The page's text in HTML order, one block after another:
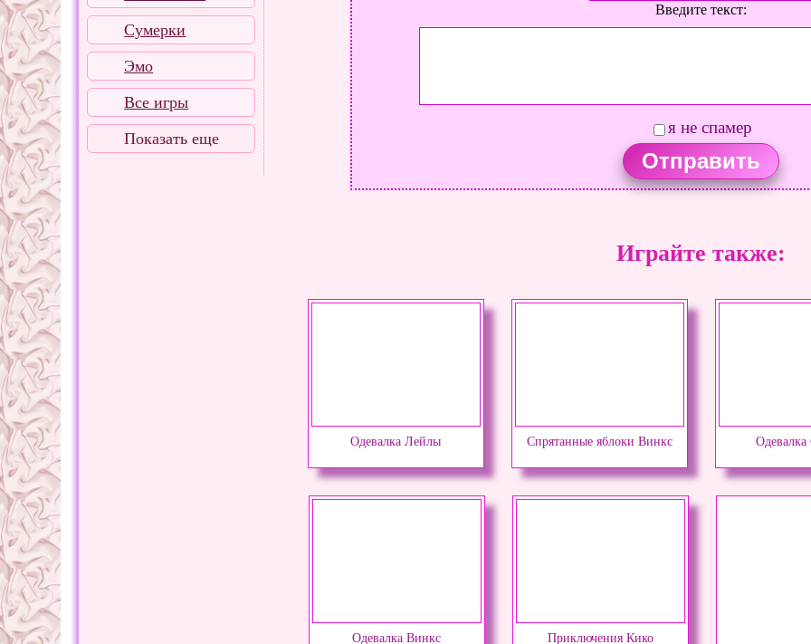
Сумерки
Эмо
Все игры
Показать еще
Введите текст:
я не спамер
Играйте также:
Одевалка Лейлы Cпрятанные яблоки Винкс Одевалка
Одевалка Винкс Приключения Кико